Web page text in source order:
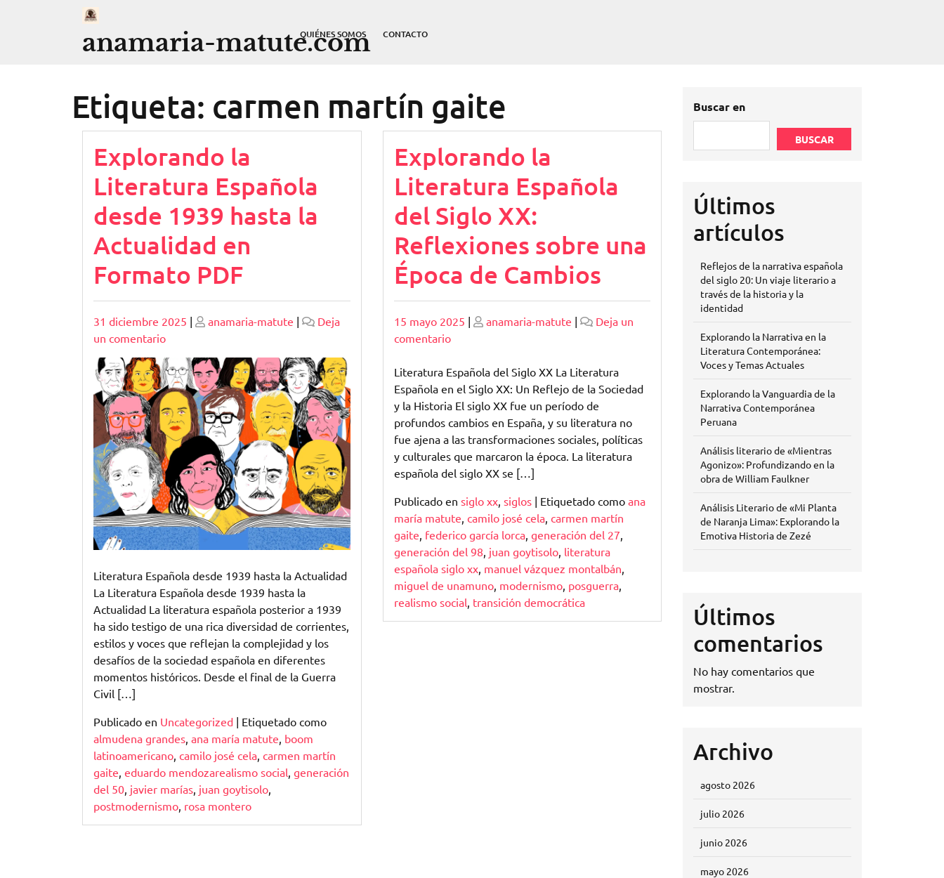
anamaria-matute.com
QUIÉNES SOMOS CONTACTO
Etiqueta: carmen martín gaite
Explorando la
Literatura Española
desde 1939 hasta la
Actualidad en
Formato PDF
Publicado
31 diciembre 2025 | Publicado
anamaria-matute |
Deja
un comentarioen
Explorando
la
Literatura
Española
desde
1939
hasta
la
Actualidad
en
Formato
PDF
Literatura Española desde 1939 hasta la Actualidad
La Literatura Española desde 1939 hasta la
Actualidad La literatura española posterior a 1939
ha sido testigo de una rica diversidad de corrientes,
estilos y voces que reflejan la complejidad y los
desafíos de la sociedad española en diferentes
momentos históricos. Desde el final de la Guerra
Civil […]
Publicado en Uncategorized | Etiquetado como
almudena grandes, ana maría matute, boom
latinoamericano, camilo josé cela, carmen martín
gaite, eduardo mendozarealismo social, generación
del 50, javier marías, juan goytisolo,
postmodernismo, rosa montero
Explorando la
Literatura Española
del Siglo XX:
Reflexiones sobre una
Época de Cambios
Publicado
15 mayo 2025 | Publicado
anamaria-matute |
Deja un
comentarioen
la
Literatura
Española
del
Siglo
XX:
Reflexiones
una
Época
de
Cambios
Literatura Española del Siglo XX La Literatura
Española en el Siglo XX: Un Reflejo de la Sociedad
y la Historia El siglo XX fue un período de
profundos cambios en España, y su literatura no
fue ajena a las transformaciones sociales, políticas
y culturales que marcaron la época. La literatura
española del siglo XX se […]
Publicado en siglo xx, siglos| Etiquetado como ana
maría matute, camilo josé cela, carmen martín
gaite, federico garcía lorca, generación del 27,
generación del 98, juan goytisolo, literatura
española siglo xx, manuel vázquez montalbán,
miguel de unamuno, modernismo, posguerra,
realismo social, transición democrática
Buscar en
BUSCAR
Últimos
artículos
Reflejos de la narrativa española
del siglo 20: Un viaje literario a
través de la historia y la
identidad
Explorando la Narrativa en la
Literatura Contemporánea:
Voces y Temas Actuales
Explorando la Vanguardia de la
Narrativa Contemporánea
Peruana
Análisis literario de «Mientras
Agonizo»: Profundizando en la
obra de William Faulkner
Análisis Literario de «Mi Planta
de Naranja Lima»: Explorando la
Emotiva Historia de Zezé
Últimos
comentarios
No hay comentarios que
mostrar.
Archivo
agosto 2026
julio 2026
junio 2026
mayo 2026